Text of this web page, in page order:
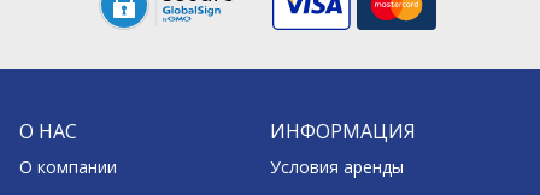
О НАС
О компании
ИНФОРМАЦИЯ
Условия аренды